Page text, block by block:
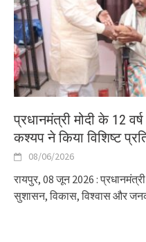
प्रधानमंत्री मोदी के 12
कश्यप ने किया विशिष्ट
08/06/2026
रायपुर, 08 जून 2026 :
सुशासन, विकास, विश्वास और